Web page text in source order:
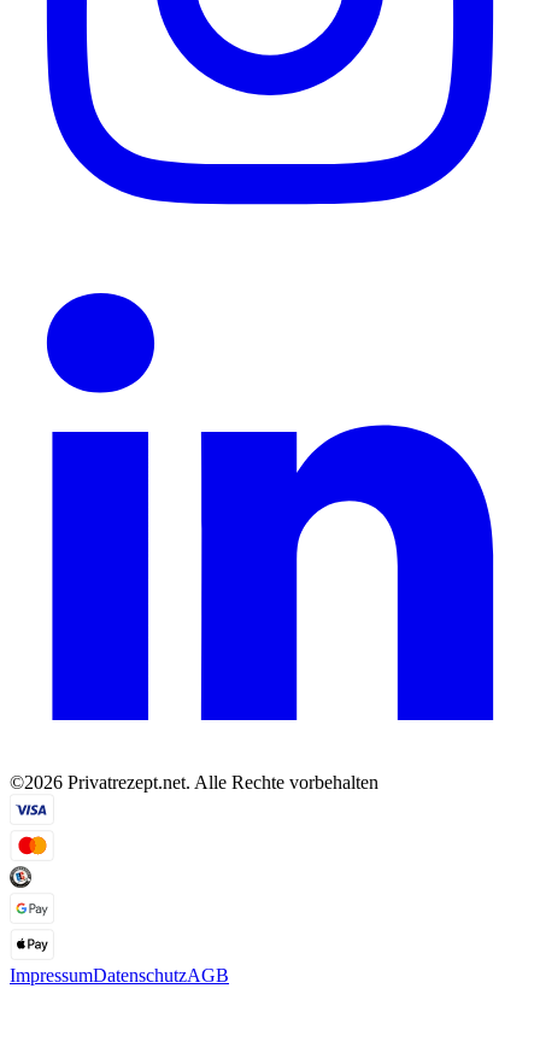
©2026 Privatrezept.net. Alle Rechte vorbehalten
ImpressumDatenschutzAGB